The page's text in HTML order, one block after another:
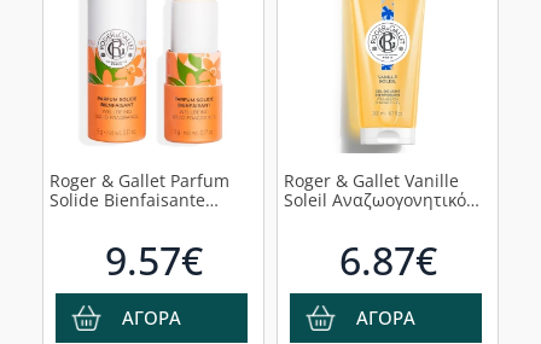
Roger & Gallet Parfum
Solide Bienfaisante
9.57€
ΑΓΟΡΑ
Roger & Gallet Vanille
Soleil Αναζωογονητικό
6.87€
ΑΓΟΡΑ